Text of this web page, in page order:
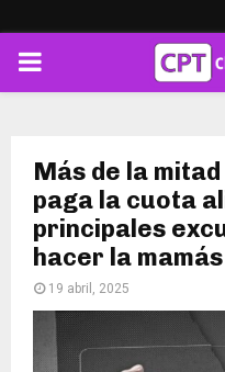
PRIMARY
Más de la
paga la cuota
principales
hacer la mamás
19 abril, 2025